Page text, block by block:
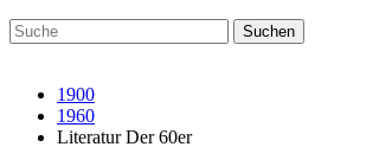
1900
1960
Literatur Der 60er